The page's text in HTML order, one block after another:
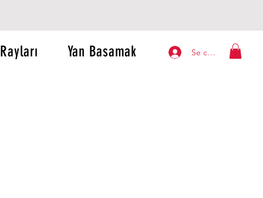
Se connecter
Yan Basamak